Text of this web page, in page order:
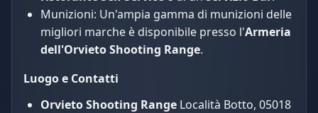
Munizioni: Un'ampia gamma di munizioni delle
migliori marche è disponibile presso l'Armeria
dell'Orvieto Shooting Range.
Luogo e Contatti
Orvieto Shooting Range Località Botto, 05018